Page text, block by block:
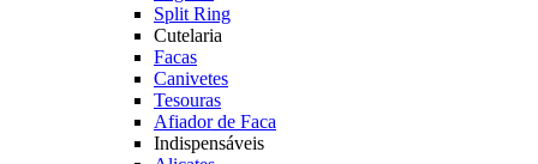
Split Ring
Cutelaria
Facas
Canivetes
Tesouras
Afiador de Faca
Indispensáveis